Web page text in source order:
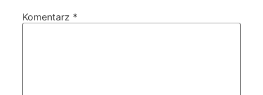
Komentarz *